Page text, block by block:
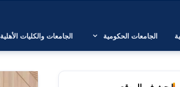
الجامعات الحكومية الجامعات والكليات الأهلية